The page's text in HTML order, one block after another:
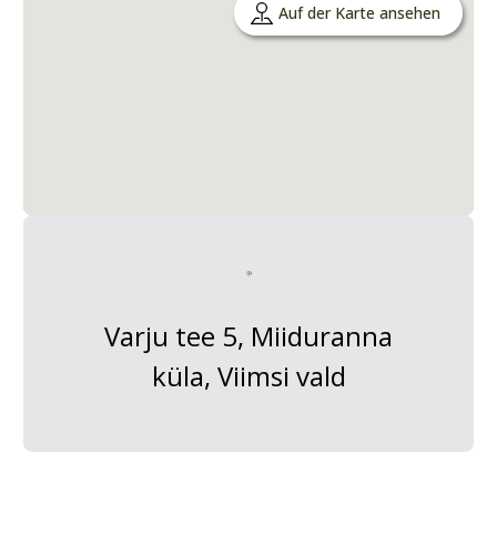
Auf der Karte ansehen
Varju tee 5, Miiduranna
küla, Viimsi vald